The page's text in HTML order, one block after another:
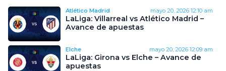
Atlético Madrid mayo 20, 2026 12:10 am
LaLiga: Villarreal vs Atlético Madrid –
Avance de apuestas
Elche mayo 20, 2026 12:09 am
LaLiga: Girona vs Elche – Avance de
apuestas